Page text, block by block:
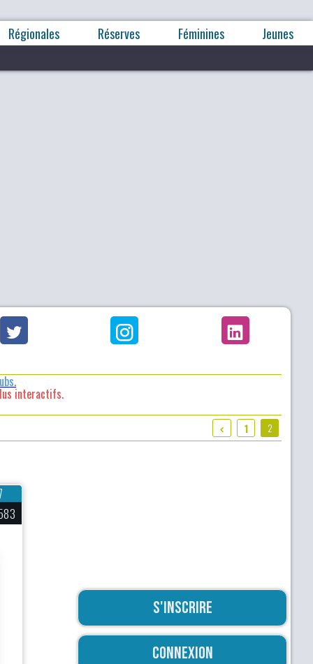
Régionales Réserves Féminines Jeunes
.
interactifs.
1 2
S'inscrire
Connexion